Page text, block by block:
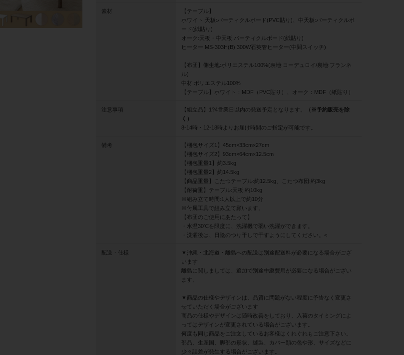
素材
【テーブル】
ホワイト:天板:パーティクルボード(PVC貼り)、中天板:パーティクルボ
ード(紙貼り)
オーク:天板・中天板:パーティクルボード(紙貼り)
ヒーター:MS-303H(B) 300W石英管ヒーター(中間スイッチ)
【布団】側生地:ポリエステル100%(表地:コーデュロイ/裏地:フランネ
ル)
中材:ポリエステル100%
【テーブル】ホワイト：MDF（PVC貼り）、オーク：MDF（紙貼り）
注意事項 【組立品】1?4営業日以内の発送予定となります。
（※予約販売を除
く）
8-14時・12-18時よりお届け時間のご指定が可能です。
備考
【梱包サイズ1】45cm×33cm×27cm
【梱包サイズ2】93cm×64cm×12.5cm
【梱包重量1】約3.5kg
【梱包重量2】約14.5kg
【商品重量】こたつテーブル:約12.5kg、こたつ布団:約3kg
【耐荷重】テーブル:天板:約10kg
※組み立て時間:1人以上で約10分
※付属工具で組み立て願います。
【布団のご使用にあたって】
・水温30℃を限度に、洗濯機で弱い洗濯ができます。
・洗濯後は、日陰のつり干しで干すようにしてください。<
配送・仕様
▼沖縄・北海道・離島への配送は別途配送料が必要になる場合がござ
います
離島に関しましては、追加で別途中継費用が必要になる場合がござい
ます。
▼商品の仕様やデザインは、品質に問題がない程度に予告なく変更さ
せていただく場合がございます
商品の仕様やデザインは随時改善をしており、入荷のタイミングによ
ってはデザインが変更されている場合がございます。
何度も同じ商品をご注文しているお客様はくれぐれもご注意下さい。
部品、生産国、脚部の形状、縫製、カバー類の色や形、サイズなどに
少々誤差が発生する場合がございます。